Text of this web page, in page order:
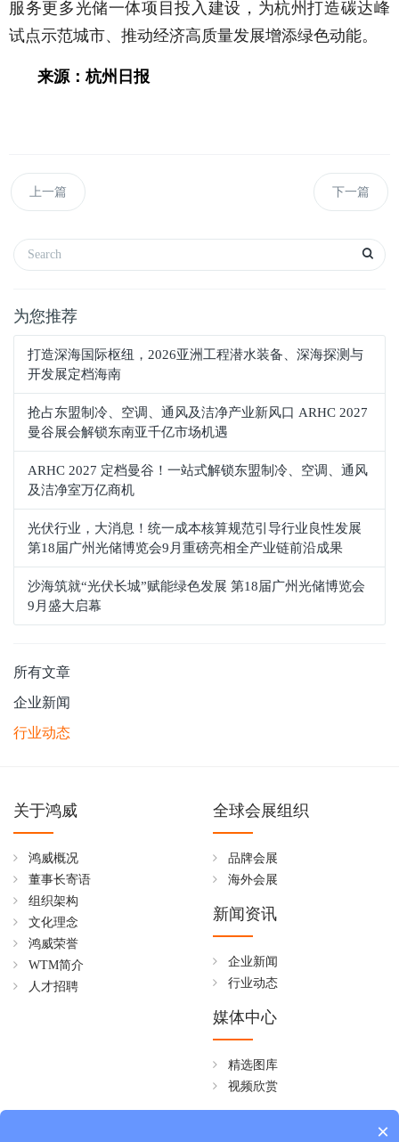
服务更多光储一体项目投入建设，为杭州打造碳达峰
试点示范城市、推动经济高质量发展增添绿色动能。
来源：杭州日报
上一篇 下一篇
为您推荐
打造深海国际枢纽，2026亚洲工程潜水装备、深海探测与
开发展定档海南
抢占东盟制冷、空调、通风及洁净产业新风口 ARHC 2027
曼谷展会解锁东南亚千亿市场机遇
ARHC 2027 定档曼谷！一站式解锁东盟制冷、空调、通风
及洁净室万亿商机
光伏行业，大消息！统一成本核算规范引导行业良性发展
第18届广州光储博览会9月重磅亮相全产业链前沿成果
沙海筑就“光伏长城”赋能绿色发展 第18届广州光储博览会
9月盛大启幕
所有文章
企业新闻
行业动态
关于鸿威
鸿威概况
董事长寄语
组织架构
文化理念
鸿威荣誉
WTM简介
人才招聘
全球会展组织
品牌会展
海外会展
新闻资讯
企业新闻
行业动态
媒体中心
精选图库
视频欣赏
×